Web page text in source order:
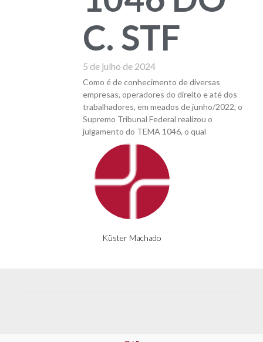
Küster Machado
C. STF
5 de julho de 2024
Como é de conhecimento de diversas
empresas, operadores do direito e até dos
trabalhadores, em meados de junho/2022, o
Supremo Tribunal Federal realizou o
julgamento do TEMA 1046, o qual